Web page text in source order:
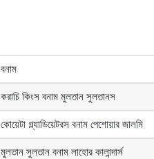
বনাম
করাচি কিংস বনাম মুলতান সুলতানস
কোয়েটা গ্ল্যাডিয়েটরস বনাম পেশোয়ার জালমি
মুলতান সুলতান বনাম লাহোর কালান্দার্স